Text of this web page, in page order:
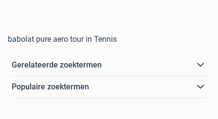
babolat pure aero tour in Tennis
Gerelateerde zoektermen
Populaire zoektermen